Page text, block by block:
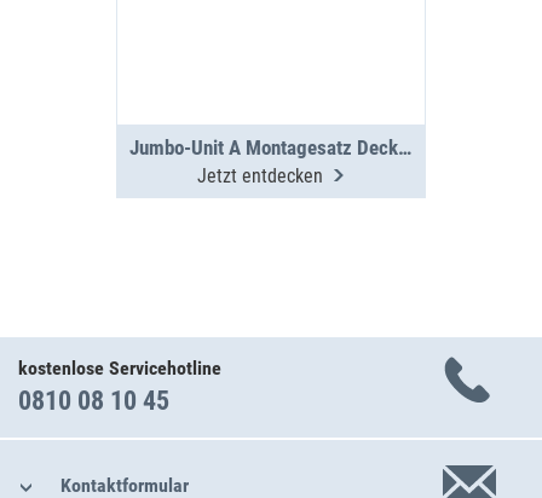
Jumbo-Unit A Montagesatz Deckplatte PS
Jetzt entdecken
kostenlose Servicehotline
0810 08 10 45
Kontaktformular